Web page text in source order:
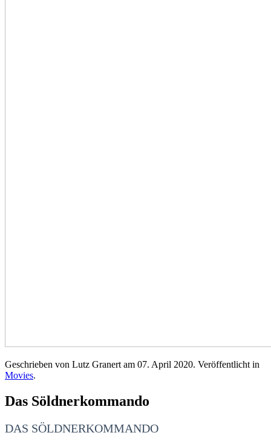
Geschrieben von Lutz Granert am 07. April 2020. Veröffentlicht in
Movies.
Das Söldnerkommando
DAS SÖLDNERKOMMANDO